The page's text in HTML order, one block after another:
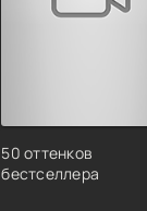
50 оттенков
бестселлера